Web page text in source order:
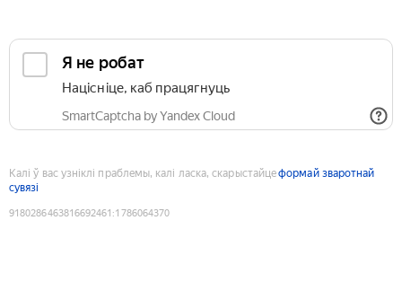
Я не робат
Націсніце, каб працягнуць
SmartCaptcha by Yandex Cloud
Калі ў вас узніклі праблемы, калі ласка, скарыстайцеформай зваротнай
сувязі
9180286463816692461 :1786064370